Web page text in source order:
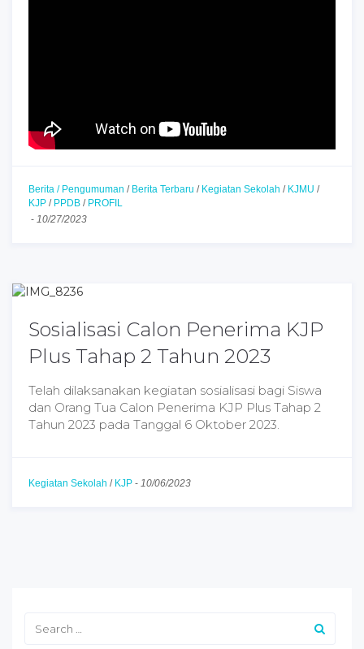
Berita / Pengumuman / Berita Terbaru / Kegiatan Sekolah / KJMU /
KJP / PPDB / PROFIL
- 10/27/2023
Sosialisasi Calon Penerima KJP
Plus Tahap 2 Tahun 2023
Telah dilaksanakan kegiatan sosialisasi bagi Siswa
dan Orang Tua Calon Penerima KJP Plus Tahap 2
Tahun 2023 pada Tanggal 6 Oktober 2023.
Kegiatan Sekolah / KJP - 10/06/2023